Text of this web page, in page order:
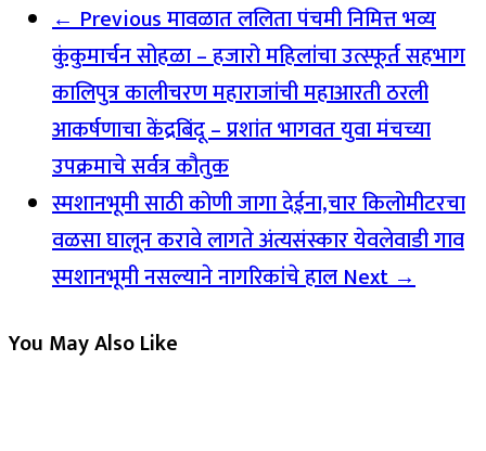
← Previousमावळात ललिता पंचमी निमित्त भव्य
कुंकुमार्चन सोहळा – हजारो महिलांचा उत्स्फूर्त सहभाग
कालिपुत्र कालीचरण महाराजांची महाआरती ठरली
आकर्षणाचा केंद्रबिंदू – प्रशांत भागवत युवा मंचच्या
उपक्रमाचे सर्वत्र कौतुक
स्मशानभूमी साठी कोणी जागा देईना,चार किलोमीटरचा
वळसा घालून करावे लागते अंत्यसंस्कार येवलेवाडी गाव
स्मशानभूमी नसल्याने नागरिकांचे हालNext →
You May Also Like